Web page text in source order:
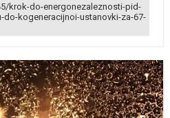
krok-do-energonezaleznosti-pid-
do-kogeneracijnoi-ustanovki-za-67-